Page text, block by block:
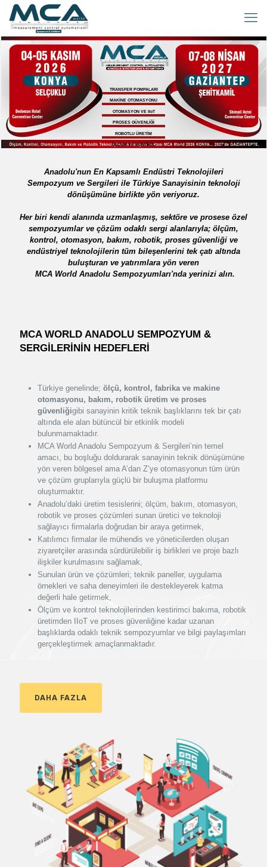
ÖLÇÜM VE KONTROL
ROBOTLU ÜRETİM
PROSES GÜVENLİĞİ
OTOMASYON VE IIoT
MAKİNE OTOMASYONU
TRANSFER POMPALARI
Anadolu'nun En Kapsamlı Endüstri Teknolojileri
Sempozyum ve Sergileri ile Türkiye Sanayisinin teknoloji
dönüşümüne birlikte yön veriyoruz.
Her biri kendi alanında uzmanlaşmış, sektöre ve prosese özel
sempozyumlar ve çözüm odaklı sergi alanlarıyla; ölçüm,
kontrol, otomasyon, bakım, robotik, proses güvenliği ve
endüstriyel teknolojilerin tüm bileşenlerini tek çatı altında
buluşturan ve yatırımlara yön veren
MCA World Anadolu Sempozyumları'nda yerinizi alın.
MCA WORLD ANADOLU SEMPOZYUM &
SERGİLERİNİN HEDEFLERİ
Türkiye genelinde; ölçü, kontrol, fabrika ve makine
otomasyonu, bakım, robotik üretim ve proses
güvenliğigibi sanayinin kritik teknik başlıklarını tek bir çatı
altında ele alan bütüncül bir etkinlik modeli
bulunmamaktadır.
MCA World Anadolu Sempozyum & Sergileri’nin temel
amacı, bu boşluğu doldurarak sanayinin teknik dönüşümüne
yön veren bölgesel ama A’dan Z’ye otomasyonun tüm ürün
ve çözüm gruplarıyla güçlü bir buluşma platformu
oluşturmaktır.
Anadolu’daki üretim tesislerini; ölçüm, bakım, otomasyon,
robotik ve proses çözümleri sunan üretici ve teknoloji
sağlayıcı firmalarla doğrudan bir araya getirmek,
Katılımcı firmalar ile mühendis ve yöneticilerden oluşan
ziyaretçiler arasında sürdürülebilir iş birlikleri ve proje bazlı
ilişkiler kurulmasını sağlamak,
Sunulan ürün ve çözümleri; teknik paneller, uygulama
örnekleri ve saha deneyimleri ile destekleyerek katma
değerli hale getirmek,
Ölçüm ve kontrol teknolojilerinden kestirimci bakıma, robotik
üretimden IIoT ve proses güvenliğine kadar uzanan
başlıklarda odaklı teknik sempozyumlar ve bilgi paylaşımları
gerçekleştirmek amaçlanmaktadır.
DAHA FAZLA